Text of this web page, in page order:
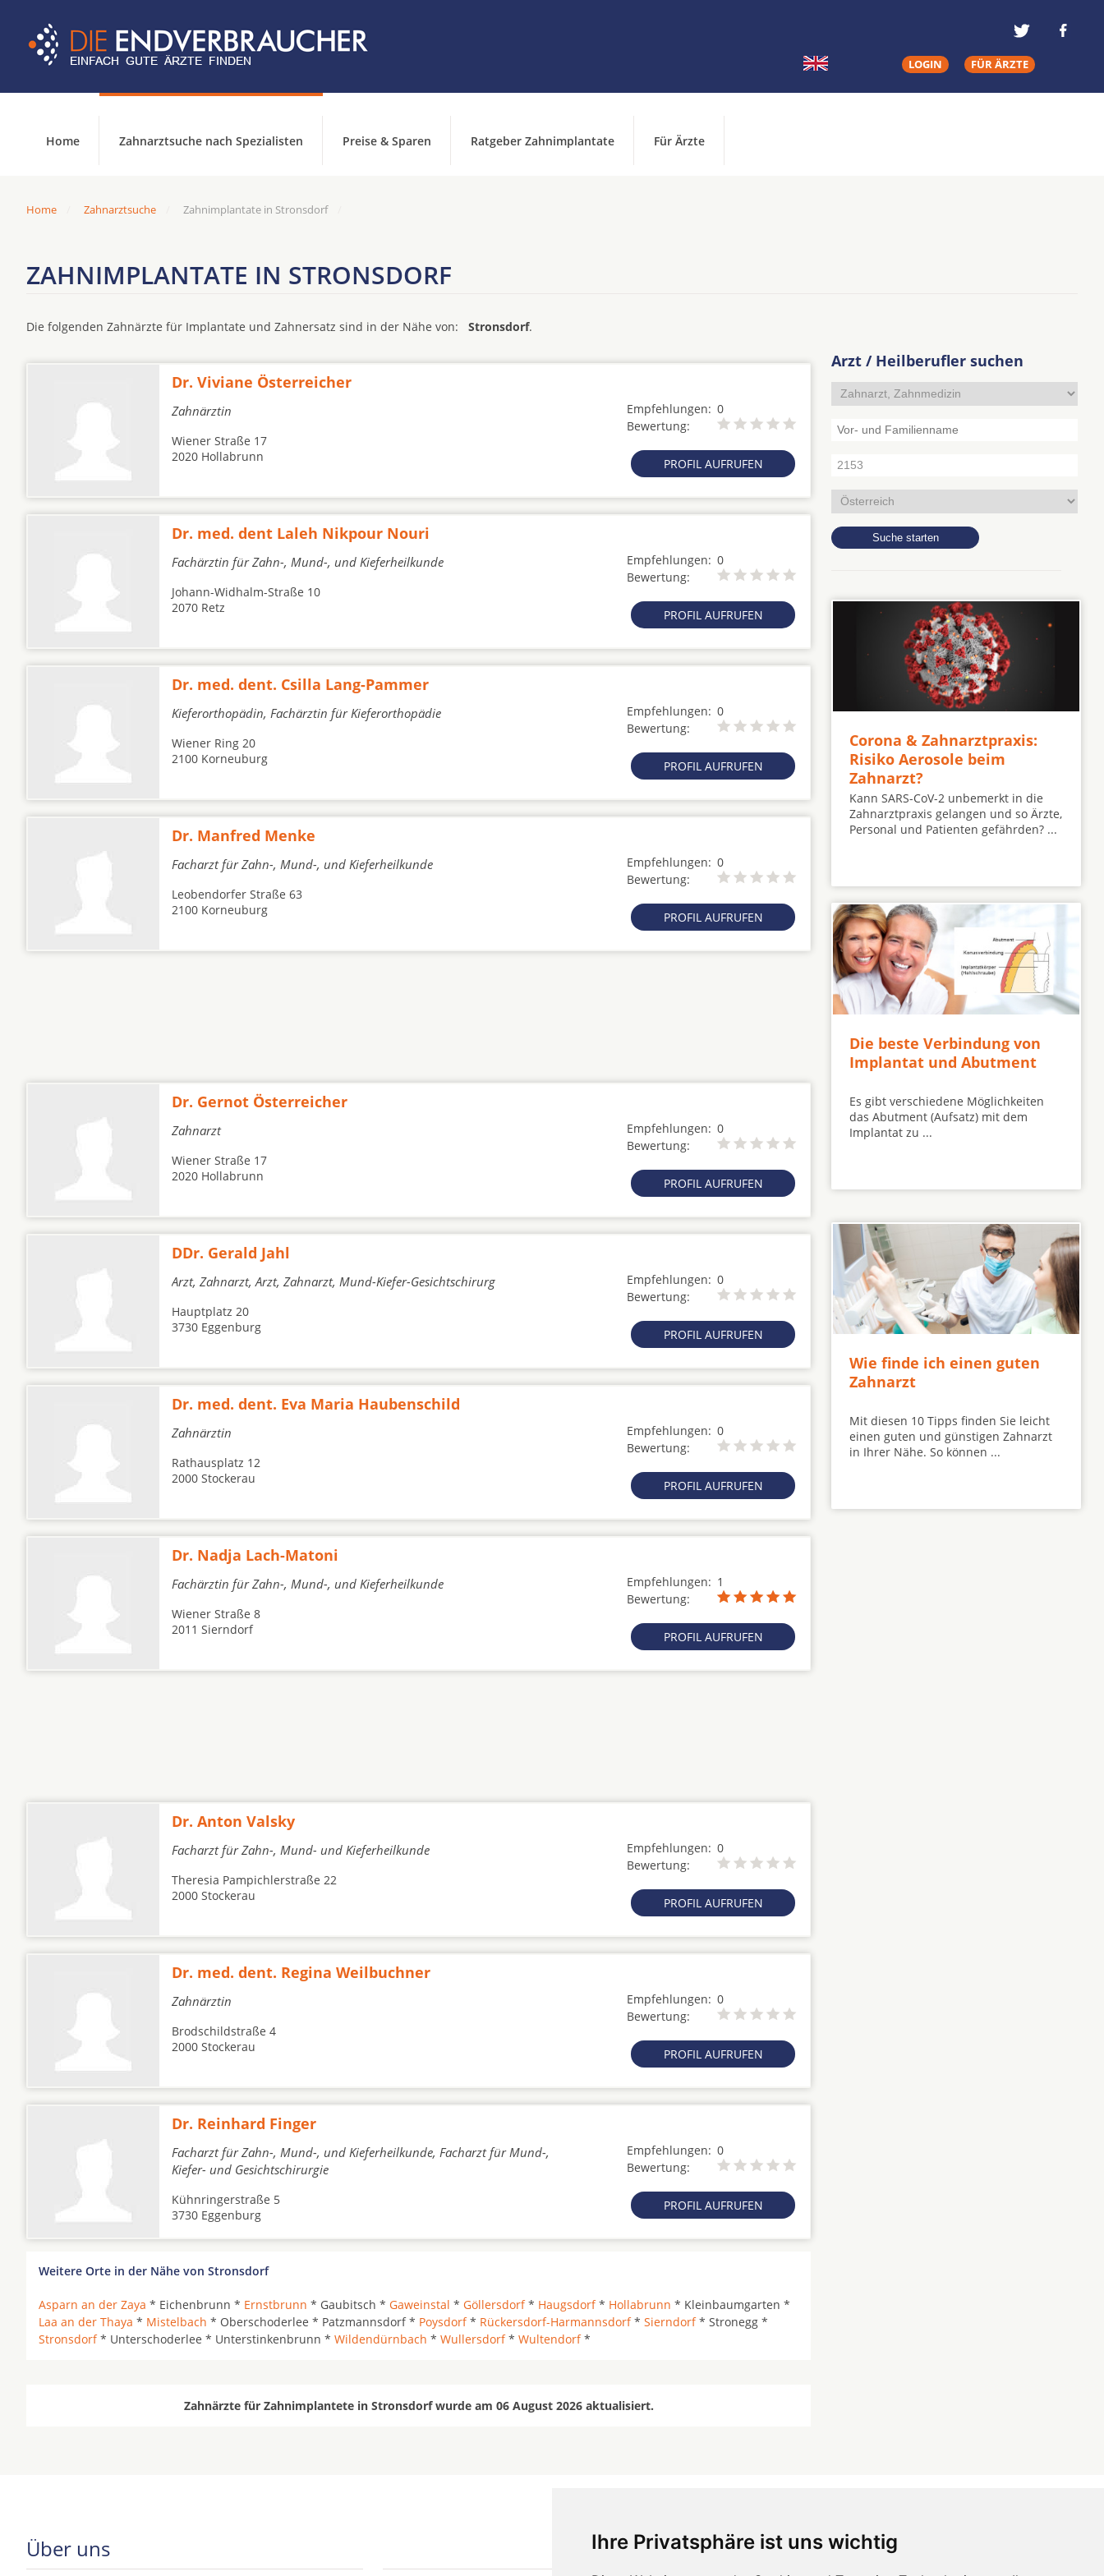
Ihre Privatsphäre ist uns wichtig
LOGIN FÜR ÄRZTE
Home Zahnarztsuche nach Spezialisten Preise & Sparen Ratgeber Zahnimplantate Für Ärzte
Home Zahnarztsuche Zahnimplantate in Stronsdorf
ZAHNIMPLANTATE IN STRONSDORF
Die folgenden Zahnärzte für Implantate und Zahnersatz sind in der Nähe von: Stronsdorf.
Dr. Viviane Österreicher
Zahnärztin Empfehlungen: 0
Bewertung:
PROFIL AUFRUFEN
Wiener Straße 17
2020 Hollabrunn
Dr. med. dent Laleh Nikpour Nouri
Fachärztin für Zahn-, Mund-, und Kieferheilkunde Empfehlungen: 0
Bewertung:
PROFIL AUFRUFEN
Johann-Widhalm-Straße 10
2070 Retz
Dr. med. dent. Csilla Lang-Pammer
Kieferorthopädin, Fachärztin für Kieferorthopädie Empfehlungen: 0
Bewertung:
PROFIL AUFRUFEN
Wiener Ring 20
2100 Korneuburg
Dr. Manfred Menke
Facharzt für Zahn-, Mund-, und Kieferheilkunde Empfehlungen: 0
Bewertung:
PROFIL AUFRUFEN
Leobendorfer Straße 63
2100 Korneuburg
Dr. Gernot Österreicher
Zahnarzt Empfehlungen: 0
Bewertung:
PROFIL AUFRUFEN
Wiener Straße 17
2020 Hollabrunn
DDr. Gerald Jahl
Arzt, Zahnarzt, Arzt, Zahnarzt, Mund-Kiefer-Gesichtschirurg Empfehlungen: 0
Bewertung:
PROFIL AUFRUFEN
Hauptplatz 20
3730 Eggenburg
Dr. med. dent. Eva Maria Haubenschild
Zahnärztin Empfehlungen: 0
Bewertung:
PROFIL AUFRUFEN
Rathausplatz 12
2000 Stockerau
Dr. Nadja Lach-Matoni
Fachärztin für Zahn-, Mund-, und Kieferheilkunde Empfehlungen: 1
Bewertung:
PROFIL AUFRUFEN
Wiener Straße 8
2011 Sierndorf
Dr. Anton Valsky
Facharzt für Zahn-, Mund- und Kieferheilkunde Empfehlungen: 0
Bewertung:
PROFIL AUFRUFEN
Theresia Pampichlerstraße 22
2000 Stockerau
Dr. med. dent. Regina Weilbuchner
Zahnärztin Empfehlungen: 0
Bewertung:
PROFIL AUFRUFEN
Brodschildstraße 4
2000 Stockerau
Dr. Reinhard Finger
Facharzt für Zahn-, Mund-, und Kieferheilkunde, Facharzt für Mund-,
Kiefer- und Gesichtschirurgie
Empfehlungen: 0
Bewertung:
PROFIL AUFRUFEN
Kühnringerstraße 5
3730 Eggenburg
Weitere Orte in der Nähe von Stronsdorf
Asparn an der Zaya * Eichenbrunn * Ernstbrunn * Gaubitsch * Gaweinstal * Göllersdorf* Haugsdorf* Hollabrunn * Kleinbaumgarten *
Laa an der Thaya * Mistelbach * Oberschoderlee * Patzmannsdorf * Poysdorf* Rückersdorf-Harmannsdorf* Sierndorf* Stronegg *
Stronsdorf* Unterschoderlee * Unterstinkenbrunn * Wildendürnbach * Wullersdorf* Wultendorf*
Zahnärzte für Zahnimplantete in Stronsdorf wurde am 06 August 2026 aktualisiert.
Arzt / Heilberufler suchen
Corona & Zahnarztpraxis:
Risiko Aerosole beim
Zahnarzt?
Kann SARS-CoV-2 unbemerkt in die
Zahnarztpraxis gelangen und so Ärzte,
Personal und Patienten gefährden? ...
Die beste Verbindung von
Implantat und Abutment
Es gibt verschiedene Möglichkeiten
das Abutment (Aufsatz) mit dem
Implantat zu ...
Wie finde ich einen guten
Zahnarzt
Mit diesen 10 Tipps finden Sie leicht
einen guten und günstigen Zahnarzt
in Ihrer Nähe. So können ...
Über uns mehr ...